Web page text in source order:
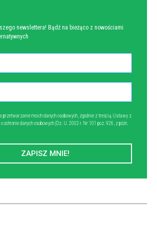
newslettera! Bądź na bieżąco z nowościami
przetwarzanie moich danych osobowych, zgodnie z treścią Ustawy z
ochronie danych osobowych (Dz. U. 2002 r. Nr 101 poz. 926, z późn.
ZAPISZ MNIE!